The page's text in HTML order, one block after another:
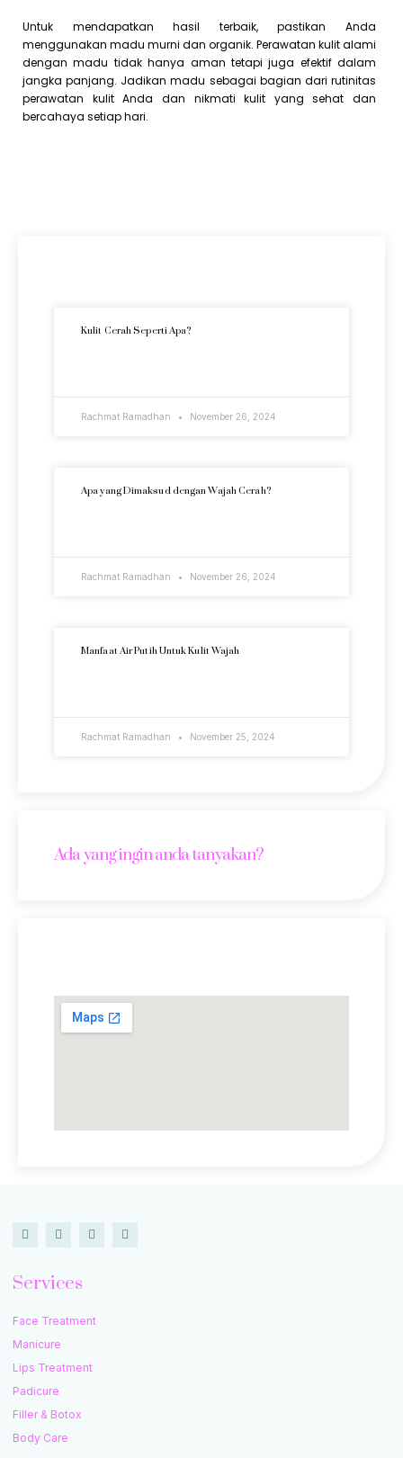
Untuk mendapatkan hasil terbaik, pastikan Anda
menggunakan madu murni dan organik. Perawatan kulit alami
dengan madu tidak hanya aman tetapi juga efektif dalam
jangka panjang. Jadikan madu sebagai bagian dari rutinitas
perawatan kulit Anda dan nikmati kulit yang sehat dan
bercahaya setiap hari.
Kulit Cerah Seperti Apa?
Rachmat Ramadhan November 26, 2024
Apa yang Dimaksud dengan Wajah Cerah?
Rachmat Ramadhan November 26, 2024
Manfaat Air Putih Untuk Kulit Wajah
Rachmat Ramadhan November 25, 2024
Ada yang ingin anda tanyakan?
Services
Face Treatment
Manicure
Lips Treatment
Padicure
Filler & Botox
Body Care